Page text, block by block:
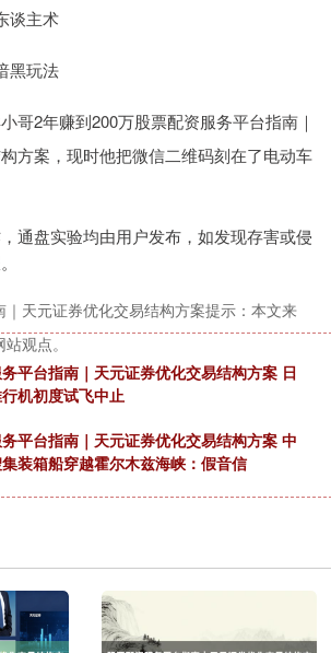
谈主术
黑玩法
哥2年赚到200万股票配资服务平台指南｜
方案，现时他把微信二维码刻在了电动车
通盘实验均由用户发布，如发现存害或侵
｜天元证券优化交易结构方案提示：本文来
观点。
平台指南｜天元证券优化交易结构方案 日
机初度试飞中止
平台指南｜天元证券优化交易结构方案 中
装箱船穿越霍尔木兹海峡：假音信